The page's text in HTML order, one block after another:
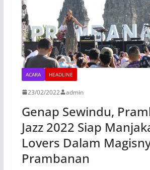
ACARA HEADLINE
23/02/2022 admin
Genap Sewindu,
Jazz 2022 Siap
Lovers Dalam
Prambanan